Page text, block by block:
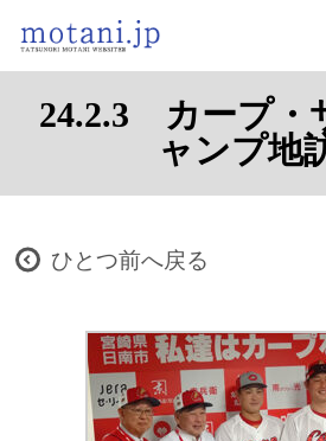
24.2.3 カープ・
ャンプ地
ひとつ前へ戻る